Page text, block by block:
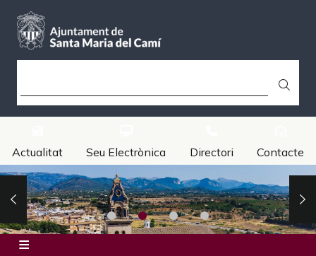
content
Actualitat Seu Electrònica Directori Contacte